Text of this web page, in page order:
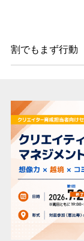
割でもまず行動